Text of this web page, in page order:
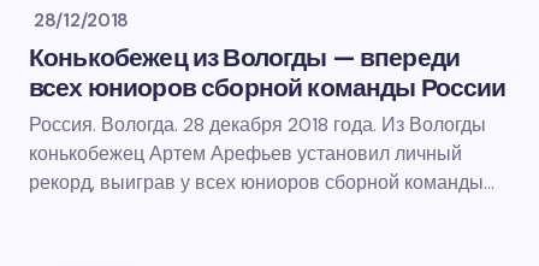
28/12/2018
Конькобежец из Вологды — впереди
всех юниоров сборной команды России
Россия. Вологда. 28 декабря 2018 года. Из Вологды
конькобежец Артем Арефьев установил личный
рекорд, выиграв у всех юниоров сборной команды…